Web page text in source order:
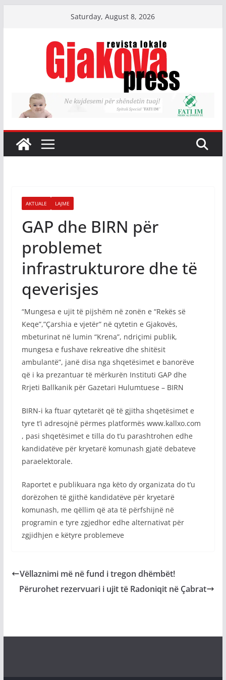
Saturday, August 8, 2026
AKTUALE LAJME
GAP dhe BIRN për
problemet
infrastrukturore dhe të
qeverisjes
“Mungesa e ujit të pijshëm në zonën e “Rekës së
Keqe”,”Çarshia e vjetër” në qytetin e Gjakovës,
mbeturinat në lumin “Krena”, ndriçimi publik,
mungesa e fushave rekreative dhe shitësit
ambulantë”, janë disa nga shqetësimet e banorëve
që i ka prezantuar të mërkurën Instituti GAP dhe
Rrjeti Ballkanik për Gazetari Hulumtuese – BIRN
BIRN-i ka ftuar qytetarët që të gjitha shqetësimet e
tyre t’i adresojnë përmes platformës www.kallxo.com
, pasi shqetësimet e tilla do t’u parashtrohen edhe
kandidatëve për kryetarë komunash gjatë debateve
paraelektorale.
Raportet e publikuara nga këto dy organizata do t’u
dorëzohen të gjithë kandidatëve për kryetarë
komunash, me qëllim që ata të përfshijnë në
programin e tyre zgjedhor edhe alternativat për
zgjidhjen e këtyre problemeve
Vëllaznimi më në fund i tregon dhëmbët!
Përurohet rezervuari i ujit të Radoniqit në Çabrat